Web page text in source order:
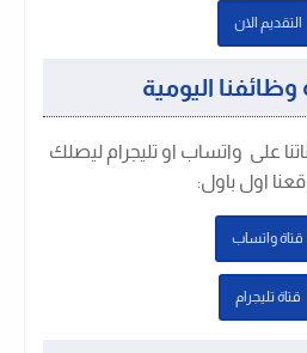
التقديم الان
اليومية
على واتساب او تليجرام ليصلك
اول باول:
قتاة واتساب
قتاة تليجرام